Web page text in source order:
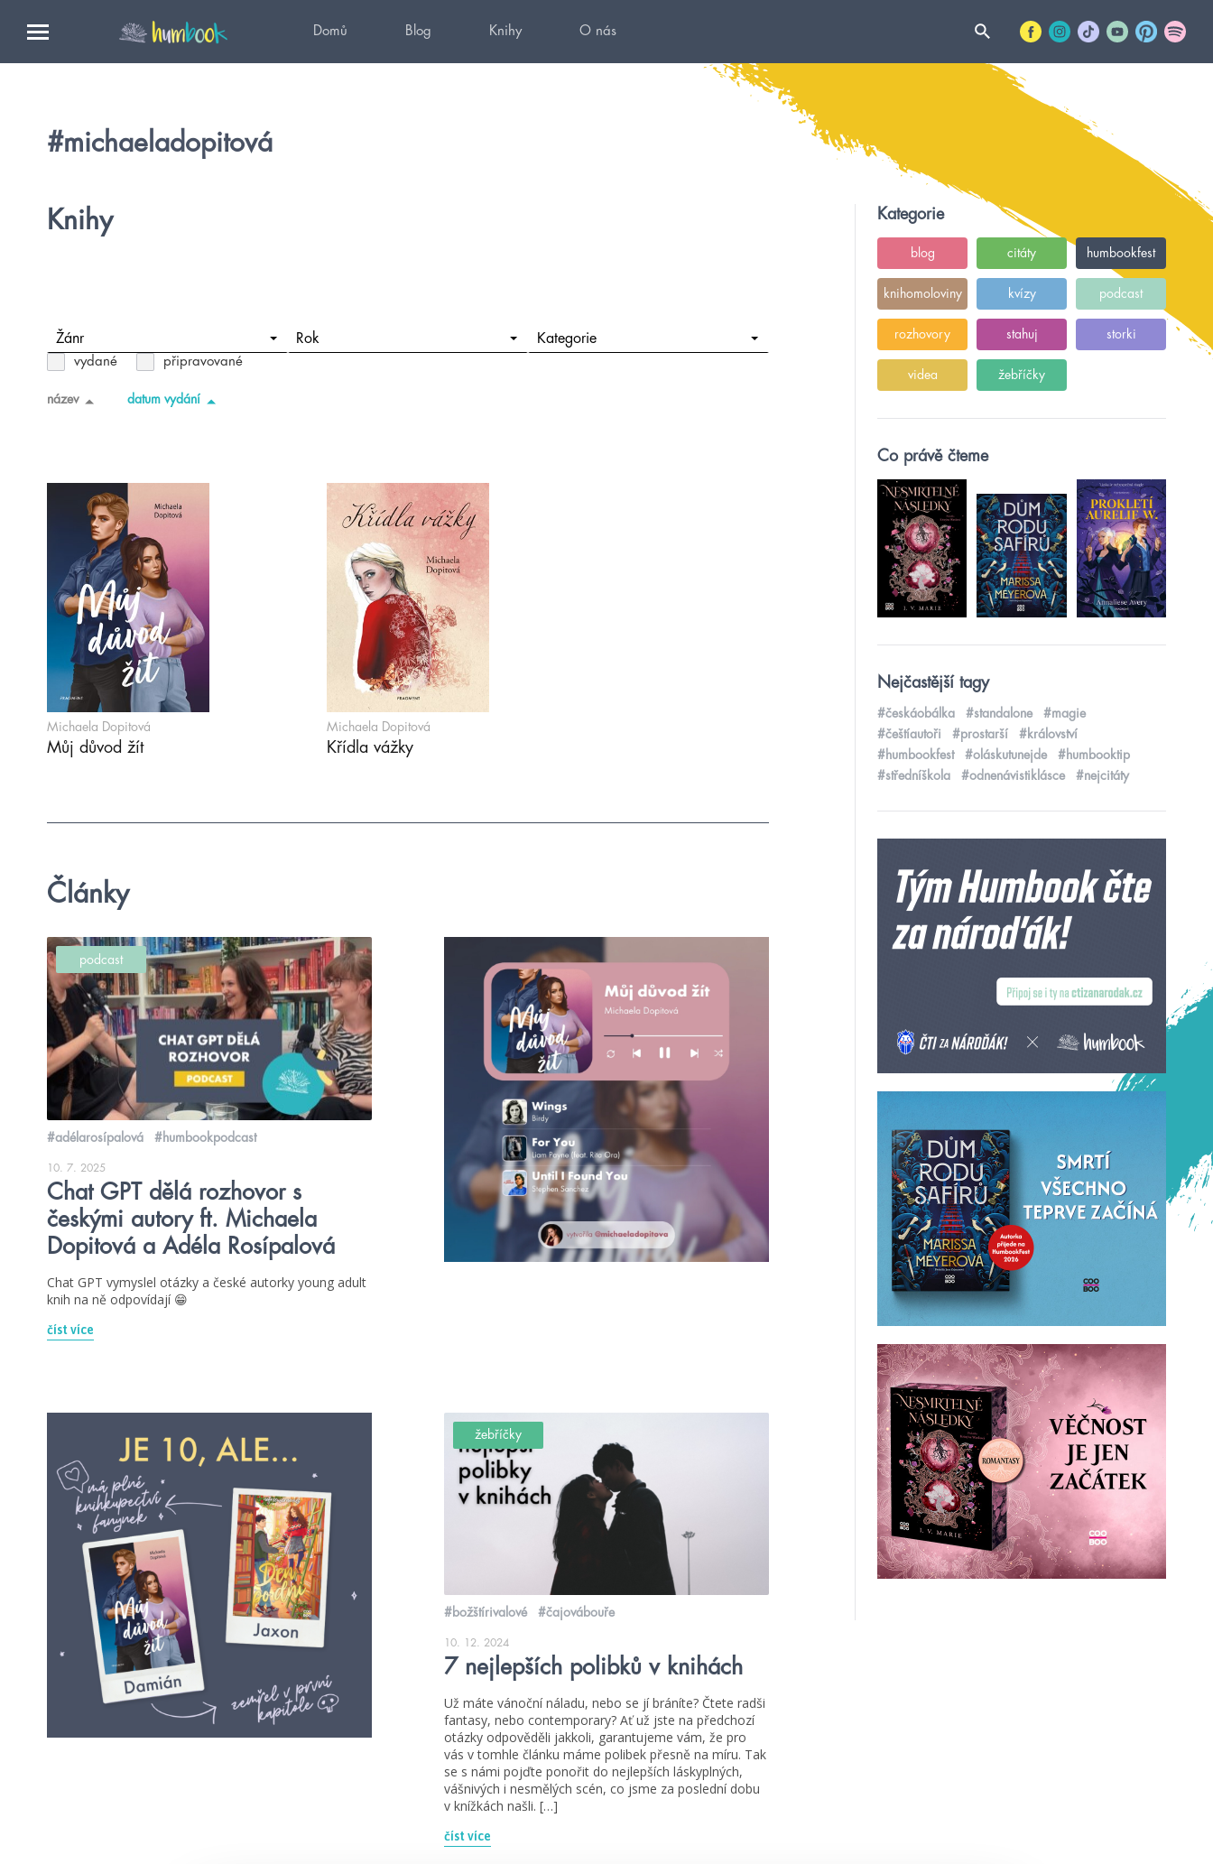
Domů Blog Knihy O nás
#michaeladopitová
Knihy
Žánr Rok Kategorie
vydané připravované
název datum vydání
Michaela Dopitová
Můj důvod žít
Michaela Dopitová
Křídla vážky
Články
podcast
#adélarosípalová #humbookpodcast
10. 7. 2025
Chat GPT dělá rozhovor s
českými autory ft. Michaela
Dopitová a Adéla Rosípalová
Chat GPT vymyslel otázky a české autorky young adult
knih na ně odpovídají 😁
číst více
žebříčky
#božštírivalové #čajovábouře
10. 12. 2024
7 nejlepších polibků v knihách
Už máte vánoční náladu, nebo se jí bráníte? Čtete radši
fantasy, nebo contemporary? Ať už jste na předchozí
otázky odpověděli jakkoli, garantujeme vám, že pro
vás v tomhle článku máme polibek přesně na míru. Tak
se s námi pojďte ponořit do nejlepších láskyplných,
vášnivých i nesmělých scén, co jsme za poslední dobu
v knížkách našli. […]
číst více
Kategorie
blog citáty humbookfest
knihomoloviny kvízy podcast
rozhovory stahuj storki
videa žebříčky
Co právě čteme
Nejčastější tagy
#českáobálka #standalone
#magie
#češtíautoři
#prostarší
#království
#humbookfest
#oláskutunejde
#humbooktip
#středníškola
#odnenávistiklásce #nejcitáty